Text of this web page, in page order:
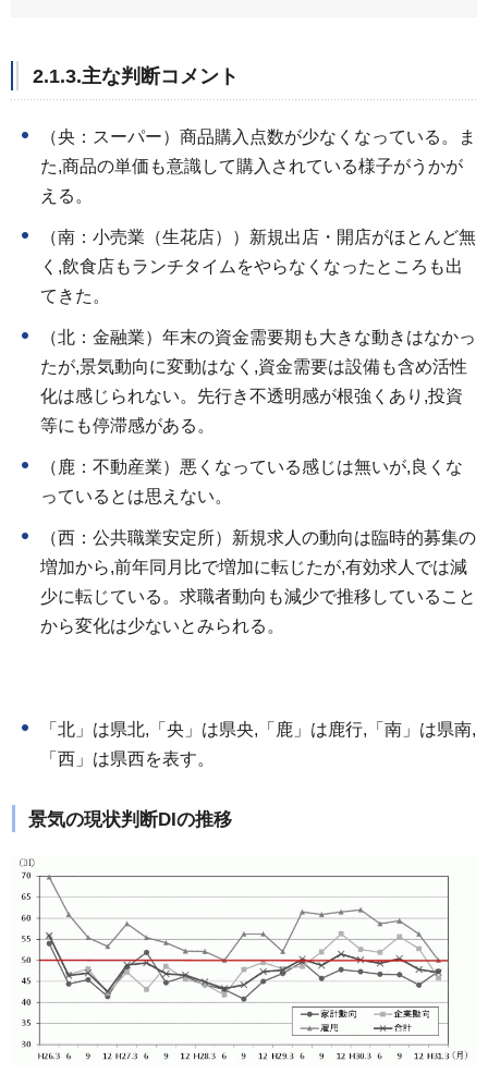
2.1.3.主な判断コメント
（央：スーパー）商品購入点数が少なくなっている。ま
た,商品の単価も意識して購入されている様子がうかが
える。
（南：小売業（生花店））新規出店・開店がほとんど無
く,飲食店もランチタイムをやらなくなったところも出
てきた。
（北：金融業）年末の資金需要期も大きな動きはなかっ
たが,景気動向に変動はなく,資金需要は設備も含め活性
化は感じられない。先行き不透明感が根強くあり,投資
等にも停滞感がある。
（鹿：不動産業）悪くなっている感じは無いが,良くな
っているとは思えない。
（西：公共職業安定所）新規求人の動向は臨時的募集の
増加から,前年同月比で増加に転じたが,有効求人では減
少に転じている。求職者動向も減少で推移していること
から変化は少ないとみられる。
「北」は県北,「央」は県央,「鹿」は鹿行,「南」は県南,
「西」は県西を表す。
景気の現状判断DIの推移